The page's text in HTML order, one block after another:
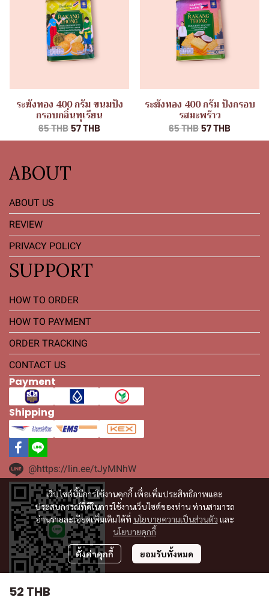
ระฆังทอง 400 กรัม ขนมปัง
กรอบกลิ่นทุเรียน
65 THB 57 THB
ระฆังทอง 400 กรัม ปังกรอบ
รสมะพร้าว
65 THB 57 THB
52 THB
เว็บไซต์นี้มีการใช้งานคุกกี้ เพื่อเพิ่มประสิทธิภาพและ
ประสบการณ์ที่ดีในการใช้งานเว็บไซต์ของท่าน ท่านสามารถ
อ่านรายละเอียดเพิ่มเติมได้ที่ นโยบายความเป็นส่วนตัว และ
นโยบายคุกกี้
ตั้งค่าคุกกี้ ยอมรับทั้งหมด
ABOUT
ABOUT US
REVIEW
PRIVACY POLICY
SUPPORT
HOW TO ORDER
HOW TO PAYMENT
ORDER TRACKING
CONTACT US
Payment
Shipping
@https://lin.ee/tJyMNhW